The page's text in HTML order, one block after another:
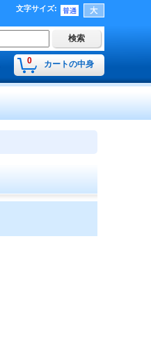
文字サイズ:
0 カートの中身